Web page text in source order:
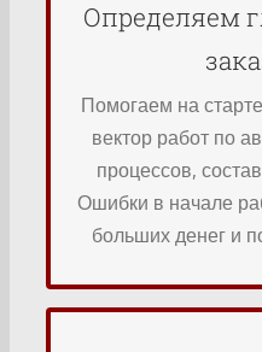
Определяем
Помогаем на
вектор работ по
процессов,
Ошибки в начале
больших денег и
Проводим
основываясь на
выстроить
наметить план и
нужном
Формат встреч: